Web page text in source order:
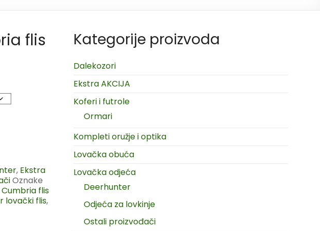
flis
, Ekstra
Oznake
flis
lovački flis,
Kategorije proizvoda
Dalekozori
Ekstra AKCIJA
Koferi i futrole
Ormari
Kompleti oružje i optika
Lovačka obuća
Lovačka odjeća
Deerhunter
Odjeća za lovkinje
Ostali proizvođači